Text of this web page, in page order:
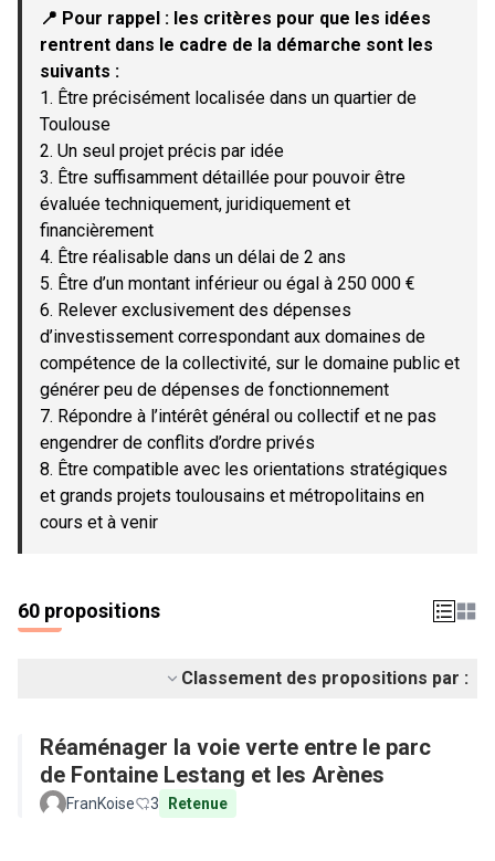
📍 Pour rappel : les critères pour que les idées
rentrent dans le cadre de la démarche sont les
suivants :
1. Être précisément localisée dans un quartier de
Toulouse
2. Un seul projet précis par idée
3. Être suffisamment détaillée pour pouvoir être
évaluée techniquement, juridiquement et
financièrement
4. Être réalisable dans un délai de 2 ans
5. Être d’un montant inférieur ou égal à 250 000 €
6. Relever exclusivement des dépenses
d’investissement correspondant aux domaines de
compétence de la collectivité, sur le domaine public et
générer peu de dépenses de fonctionnement
7. Répondre à l’intérêt général ou collectif et ne pas
engendrer de conflits d’ordre privés
8. Être compatible avec les orientations stratégiques
et grands projets toulousains et métropolitains en
cours et à venir
60 propositions
Classement des propositions par :
Réaménager la voie verte entre le parc
de Fontaine Lestang et les Arènes
FranKoise 3 Retenue